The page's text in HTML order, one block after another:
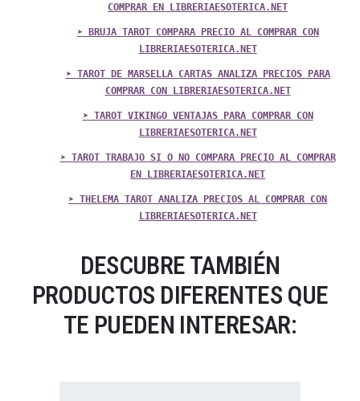
COMPRAR EN LIBRERIAESOTERICA.NET
➤ BRUJA TAROT COMPARA PRECIO AL COMPRAR CON
LIBRERIAESOTERICA.NET
➤ TAROT DE MARSELLA CARTAS ANALIZA PRECIOS PARA
COMPRAR CON LIBRERIAESOTERICA.NET
➤ TAROT VIKINGO VENTAJAS PARA COMPRAR CON
LIBRERIAESOTERICA.NET
➤ TAROT TRABAJO SI O NO COMPARA PRECIO AL COMPRAR
EN LIBRERIAESOTERICA.NET
➤ THELEMA TAROT ANALIZA PRECIOS AL COMPRAR CON
LIBRERIAESOTERICA.NET
DESCUBRE TAMBIÉN
PRODUCTOS DIFERENTES QUE
TE PUEDEN INTERESAR: